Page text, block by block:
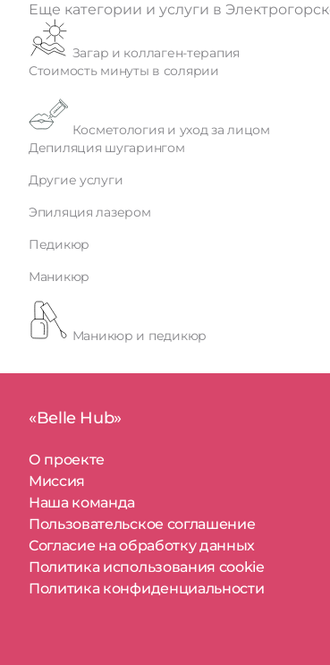
Еще категории и услуги в
Загар и коллаген-терапия
Стоимость минуты в солярии
Косметология и уход за лицом
Депиляция шугарингом
Другие услуги
Эпиляция лазером
Педикюр
Маникюр
Маникюр и педикюр
«Belle Hub»
О проекте
Миссия
Наша команда
Пользовательское соглашение
Согласие на обработку данных
Политика использования cookie
Политика конфиденциальности